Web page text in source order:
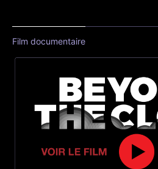
Film documentaire